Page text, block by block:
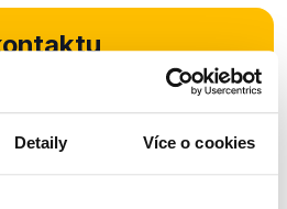
Detaily Více o cookies
našeho
whatsappového